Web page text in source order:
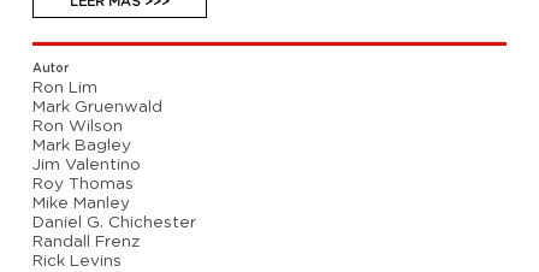
Durante una batalla con una banda de
narcotraficantes, el Capi recibe una sobredosis
accidental de una nueva droga, que se combina con
el Suero del Supersoldado en su sangre. Como
consecuencia de ello, entra en un estado de furia
implacable, con el que abordará la batalla en las
calles entre Cráneo Rojo y Kingpin. Con enemigos
mortales como Calavera y Bullseye a su lado, con
viejos amigos como Daredevil, La Viuda Negra e
incluso Iguana enfrentados a él, Steve celebra sus
cinco décadas de existencia en medio de una crisis
gigantesca. Además: Superia recluta un ejército de
villanas, de Anaconda a MODAM, y regresa la
Sociedad Serpiente.
Autor
Ron Lim
Mark Gruenwald
Ron Wilson
Mark Bagley
Jim Valentino
Roy Thomas
Mike Manley
Daniel G. Chichester
Randall Frenz
Rick Levins